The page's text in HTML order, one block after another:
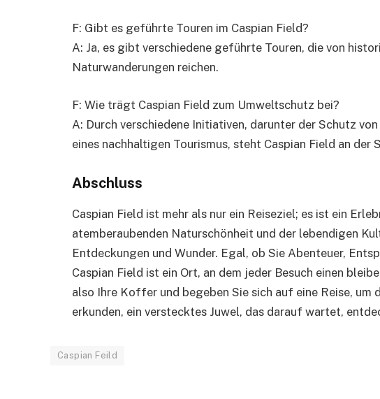
F: Gibt es geführte Touren im Caspian Field?
A: Ja, es gibt verschiedene geführte Touren, die von
Naturwanderungen reichen.
F: Wie trägt Caspian Field zum Umweltschutz bei?
A: Durch verschiedene Initiativen, darunter der Schutz
eines nachhaltigen Tourismus, steht Caspian Field an der
Abschluss
Caspian Field ist mehr als nur ein Reiseziel; es ist ein
atemberaubenden Naturschönheit und der lebendigen
Entdeckungen und Wunder. Egal, ob Sie Abenteuer,
Caspian Field ist ein Ort, an dem jeder Besuch einen
also Ihre Koffer und begeben Sie sich auf eine Reise, um
erkunden, ein verstecktes Juwel, das darauf wartet,
Caspian Feild